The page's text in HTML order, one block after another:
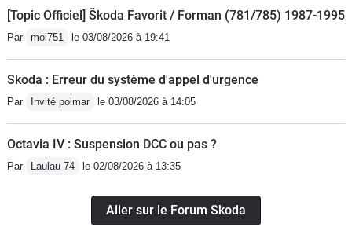
[Topic Officiel] Škoda Favorit / Forman (781/785) 1987-1995
Par moi751 le 03/08/2026 à 19:41
Skoda : Erreur du système d'appel d'urgence
Par Invité polmar le 03/08/2026 à 14:05
Octavia IV : Suspension DCC ou pas ?
Par Laulau 74 le 02/08/2026 à 13:35
Aller sur le Forum Skoda